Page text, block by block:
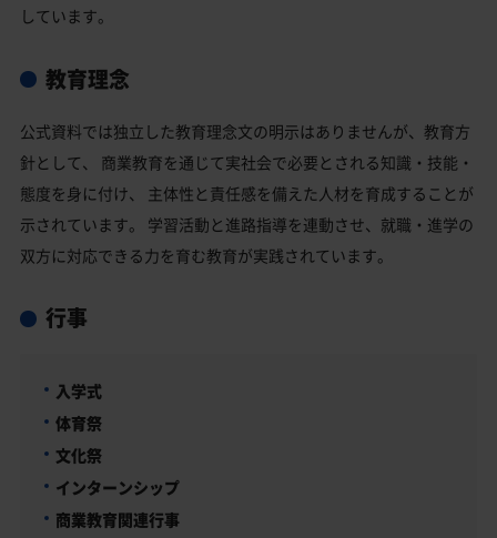
しています。
教育理念
公式資料では独立した教育理念文の明示はありませんが、教育方
針として、 商業教育を通じて実社会で必要とされる知識・技能・
態度を身に付け、 主体性と責任感を備えた人材を育成することが
示されています。 学習活動と進路指導を連動させ、就職・進学の
双方に対応できる力を育む教育が実践されています。
行事
入学式
体育祭
文化祭
インターンシップ
商業教育関連行事